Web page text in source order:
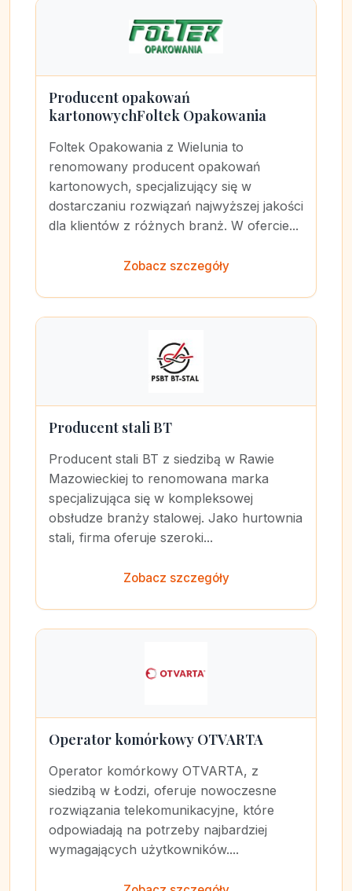
Producent opakowań
kartonowychFoltek Opakowania
Foltek Opakowania z Wielunia to
renomowany producent opakowań
kartonowych, specjalizujący się w
dostarczaniu rozwiązań najwyższej jakości
dla klientów z różnych branż. W ofercie...
Zobacz szczegóły
Producent stali BT
Producent stali BT z siedzibą w Rawie
Mazowieckiej to renomowana marka
specjalizująca się w kompleksowej
obsłudze branży stalowej. Jako hurtownia
stali, firma oferuje szeroki...
Zobacz szczegóły
Operator komórkowy OTVARTA
Operator komórkowy OTVARTA, z
siedzibą w Łodzi, oferuje nowoczesne
rozwiązania telekomunikacyjne, które
odpowiadają na potrzeby najbardziej
wymagających użytkowników....